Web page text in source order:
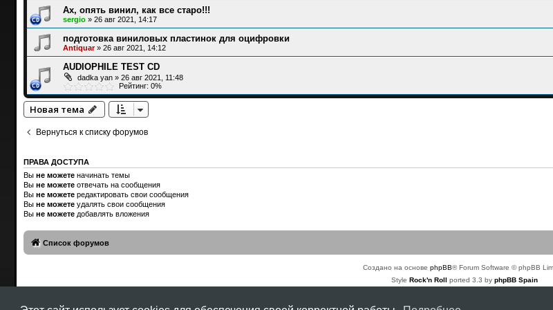
Ах, опять винил, как все старо!!!
sergio» 26 авг 2021, 14:17
подготовка виниловых пластинок для оцифровки
Antiquar» 26 авг 2021, 14:12
AUDIOPHILE TEST CD
dadka yan» 26 авг 2021, 11:48
Рейтинг: 0%
Новая тема
Вернуться к списку форумов
ПРАВА ДОСТУПА
Вы не можетеначинать темы
Вы не можетеотвечать на сообщения
Вы не можетередактировать свои сообщения
Вы не можетеудалять свои сообщения
Вы не можетедобавлять вложения
Список форумов
Создано на основеphpBB® Forum Software © phpBB
Style Rock'n Roll ported 3.3 by phpBB Spain
Конфиденциальность